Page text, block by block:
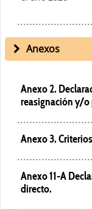
Anexos
Anexo 2.
reasignación y/
Anexo 3.
Anexo 11-A
directo.